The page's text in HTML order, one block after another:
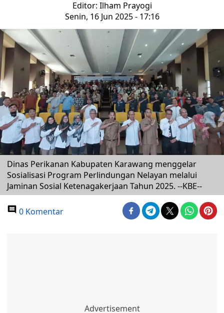
Editor: Ilham Prayogi
Senin, 16 Jun 2025 - 17:16
Dinas Perikanan Kabupaten Karawang menggelar
Sosialisasi Program Perlindungan Nelayan melalui
Jaminan Sosial Ketenagakerjaan Tahun 2025. --KBE--
0 Komentar